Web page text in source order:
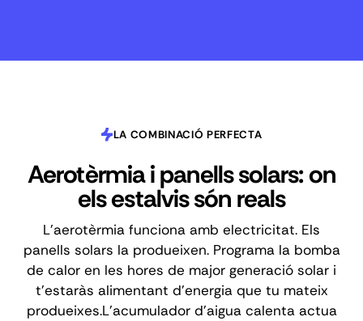
LA COMBINACIÓ PERFECTA
Aerotèrmia i panells solars: on
els estalvis són reals
L'aerotèrmia funciona amb electricitat. Els
panells solars la produeixen. Programa la bomba
de calor en les hores de major generació solar i
t'estaràs alimentant d'energia que tu mateix
produeixes.L'acumulador d'aigua calenta actua